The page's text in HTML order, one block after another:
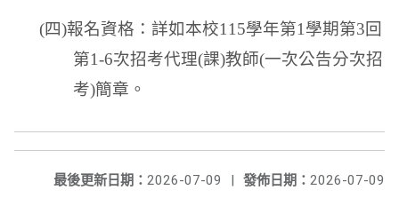
(四)報名資格：詳如本校115學年第1 學期第3回
第1-6次招考代理(課)教師(一次公告分次招
考)簡章。
發佈日期： 2026-07-09
最後更新日期： 2026-07-09 |